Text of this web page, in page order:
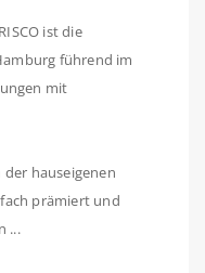
ist die
führend im
mit
hauseigenen
prämiert und
...